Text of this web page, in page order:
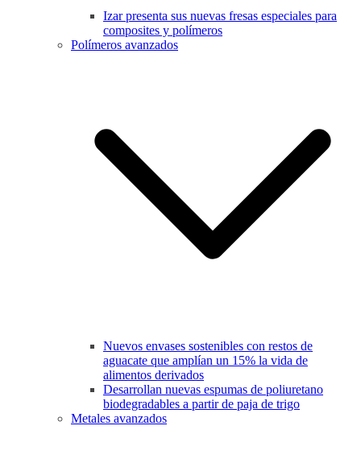
Izar presenta sus nuevas fresas especiales para
composites y polímeros
Polímeros avanzados
Nuevos envases sostenibles con restos de
aguacate que amplían un 15% la vida de
alimentos derivados
Desarrollan nuevas espumas de poliuretano
biodegradables a partir de paja de trigo
Metales avanzados